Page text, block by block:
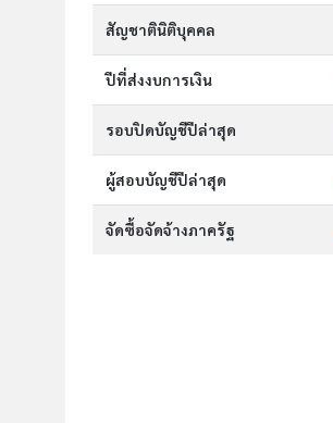
สัญชาตินิติบุคคล
ปีที่ส่งงบการเงิน
รอบปิดบัญชีปีล่าสุด
ผู้สอบบัญชีปีล่าสุด
จัดซื้อจัดจ้างภาครัฐ